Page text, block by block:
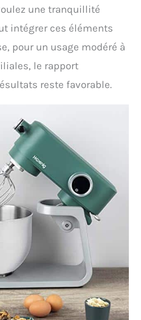
une tranquillité
intégrer ces éléments
pour un usage modéré à
le rapport
reste favorable.